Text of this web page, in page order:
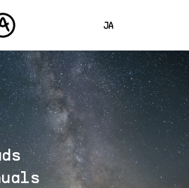
JA
ENGLISH
FRANÇAIS
DEUTSCH
ESPAÑOL
中文